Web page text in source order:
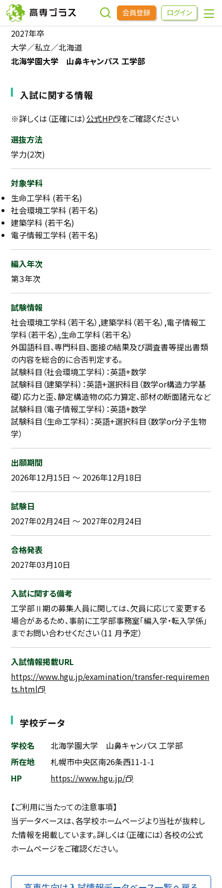
会員登録 ログイン
企業をさがす
インターンシップ・イベントをさがす
高専OBOGをさがす
高専プラスセミナー
高専生コミュニティ
めもらす
本科5年生・専攻科2年生向け
9/30
2027年卒
大学／私立／北海道
北海学園大学 山鼻キャンパス 工学部
入試に関する情報
※詳しくは（正確には） 公式HP
をご確認ください
選抜方法
学力(2次)
対象学科
生命工学科 (若干名)
社会環境工学科 (若干名)
建築学科 (若干名)
電子情報工学科 (若干名)
編入年次
第３年次
試験情報
社会環境工学科（若干名）,建築学科（若干名）,電子情報工
学科（若干名）,生命工学科（若干名）
外国語科目、専門科目、面接の結果及び調査書等提出書類
の内容を総合的に合否判定する。
試験科目（社会環境工学科）：英語+数学
試験科目（建築学科）：英語+選択科目（数学or構造力学基
礎）応力と歪、静定構造物の応力算定、部材の断面諸元など
試験科目（電子情報工学科）：英語+数学
試験科目（生命工学科）：英語+選択科目（数学or分子生物
学）
出願期間
2026年12月15日 ～ 2026年12月18日
試験日
2027年02月24日 ～ 2027年02月24日
合格発表
2027年03月10日
入試に関する備考
工学部Ⅱ期の募集人員に関しては、欠員に応じて変更する
場合があるため、事前に工学部事務室「編入学・転入学係」
までお問い合わせください（11 月予定）
入試情報掲載URL
https://www.hgu.jp/examination/transfer-requiremen
ts.html
学校データ
学校名
北海学園大学 山鼻キャンパス 工学部
所在地
札幌市中央区南26条西11-1-1
HP
https://www.hgu.jp/
【ご利用に当たっての注意事項】
当データベースは、各学校ホームページより当社が抜粋し
た情報を掲載しています。詳しくは（正確には）各校の公式
ホームページをご確認ください。